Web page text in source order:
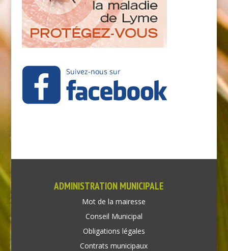
ADMINISTRATION MUNICIPALE
Mot de la mairesse
Conseil Municipal
Obligations légales
Contrats municipaux